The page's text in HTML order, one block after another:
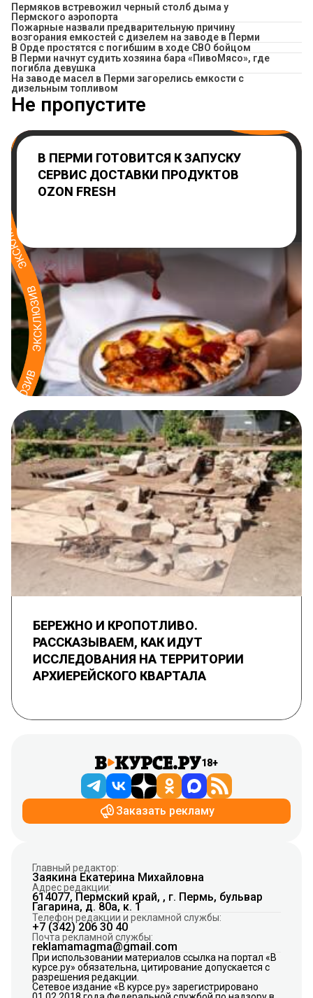
Пермяков встревожил черный столб дыма у
Пермского аэропорта
Пожарные назвали предварительную причину
возгорания емкостей с дизелем на заводе в Перми
В Орде простятся с погибшим в ходе СВО бойцом
​В Перми начнут судить хозяина бара «ПивоМясо», где
погибла девушка
На заводе масел в Перми загорелись емкости с
дизельным топливом
Не пропустите
В ПЕРМИ ГОТОВИТСЯ К ЗАПУСКУ
СЕРВИС ДОСТАВКИ ПРОДУКТОВ
OZON FRESH
БЕРЕЖНО И КРОПОТЛИВО.
РАССКАЗЫВАЕМ, КАК ИДУТ
ИССЛЕДОВАНИЯ НА ТЕРРИТОРИИ
АРХИЕРЕЙСКОГО КВАРТАЛА
18+
Заказать рекламу
Главный редактор:
Заякина Екатерина Михайловна
Адрес редакции:
614077, Пермский край, , г. Пермь, бульвар
Гагарина, д. 80а, к. 1
Телефон редакции и рекламной службы:
+7 (342) 206 30 40
Почта рекламной службы:
reklamamagma@gmail.com
При использовании материалов ссылка на портал «В
курсе.ру» обязательна, цитирование допускается с
разрешения редакции.
Сетевое издание «В курсе.ру» зарегистрировано